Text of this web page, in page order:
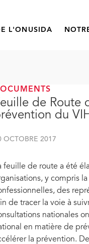
L'ONUSIDA
de Route
du
OCTOBRE 2017
feuille de route a été
y compris
des
de tracer la voie à
nationales
en matière de
la prévention.